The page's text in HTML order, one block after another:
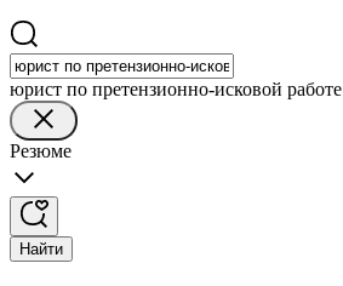
юрист по претензионно-исковой работе
Резюме
Найти